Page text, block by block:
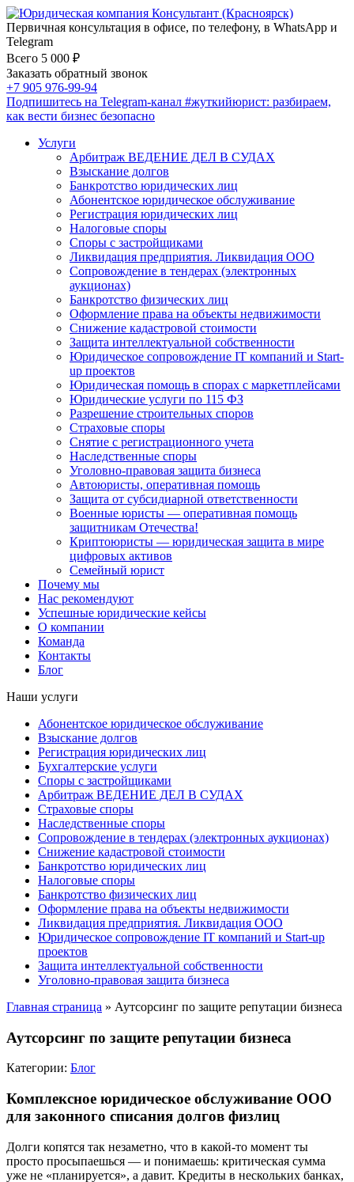
Первичная консультация в офисе, по телефону, в WhatsApp и
Telegram
Всего 5 000 ₽
Заказать обратный звонок
+7 905 976-99-94
Подпишитесь на Telegram-канал #жуткийюрист: разбираем,
как вести бизнес безопасно
Услуги
Арбитраж ВЕДЕНИЕ ДЕЛ В СУДАХ
Взыскание долгов
Банкротство юридических лиц
Абонентское юридическое обслуживание
Регистрация юридических лиц
Налоговые споры
Споры с застройщиками
Ликвидация предприятия. Ликвидация ООО
Сопровождение в тендерах (электронных
аукционах)
Банкротство физических лиц
Оформление права на объекты недвижимости
Снижение кадастровой стоимости
Защита интеллектуальной собственности
Юридическое сопровождение IT компаний и Start-
up проектов
Юридическая помощь в спорах с маркетплейсами
Юридические услуги по 115 ФЗ
Разрешение строительных споров
Страховые споры
Снятие с регистрационного учета
Наследственные споры
Уголовно-правовая защита бизнеса
Автоюристы, оперативная помощь
Защита от субсидиарной ответственности
Военные юристы — оперативная помощь
защитникам Отечества!
Криптоюристы — юридическая защита в мире
цифровых активов
Семейный юрист
Почему мы
Нас рекомендуют
Успешные юридические кейсы
О компании
Команда
Контакты
Блог
Наши услуги
Абонентское юридическое обслуживание
Взыскание долгов
Регистрация юридических лиц
Бухгалтерские услуги
Споры с застройщиками
Арбитраж ВЕДЕНИЕ ДЕЛ В СУДАХ
Страховые споры
Наследственные споры
Сопровождение в тендерах (электронных аукционах)
Снижение кадастровой стоимости
Банкротство юридических лиц
Налоговые споры
Банкротство физических лиц
Оформление права на объекты недвижимости
Ликвидация предприятия. Ликвидация ООО
Юридическое сопровождение IT компаний и Start-up
проектов
Защита интеллектуальной собственности
Уголовно-правовая защита бизнеса
Главная страница » Аутсорсинг по защите репутации бизнеса
Аутсорсинг по защите репутации бизнеса
Категории: Блог
Комплексное юридическое обслуживание ООО
для законного списания долгов физлиц
Долги копятся так незаметно, что в какой-то момент ты
просто просыпаешься — и понимаешь: критическая сумма
уже не «планируется», а давит. Кредиты в нескольких банках,